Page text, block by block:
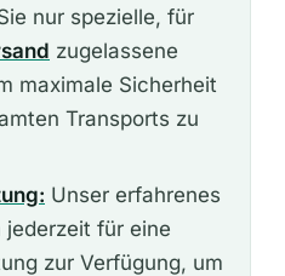
nur spezielle, für
zugelassene
maximale Sicherheit
Transports zu
Unser erfahrenes
für eine
zur Verfügung, um